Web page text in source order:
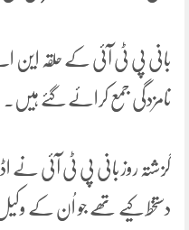
نامزدگی جمع کرائے گئے ہیں۔
گزشتہ روز بانی پی ٹی آئی نے
دستخط کیے تھے جو اُن کے